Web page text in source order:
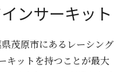
ンサーキット
茂原市にあるレーシング
キットを持つことが最大